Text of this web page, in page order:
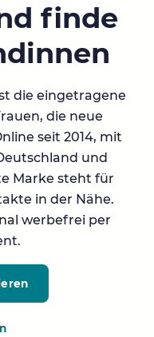
finde
die eingetragene
die neue
seit 2014, mit
und
Marke steht für
in der Nähe.
werbefrei per